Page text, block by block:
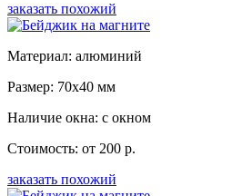
заказать похожий
Материал: алюминий
Размер: 70x40 мм
Наличие окна: с окном
Стоимость: от 200 р.
заказать похожий